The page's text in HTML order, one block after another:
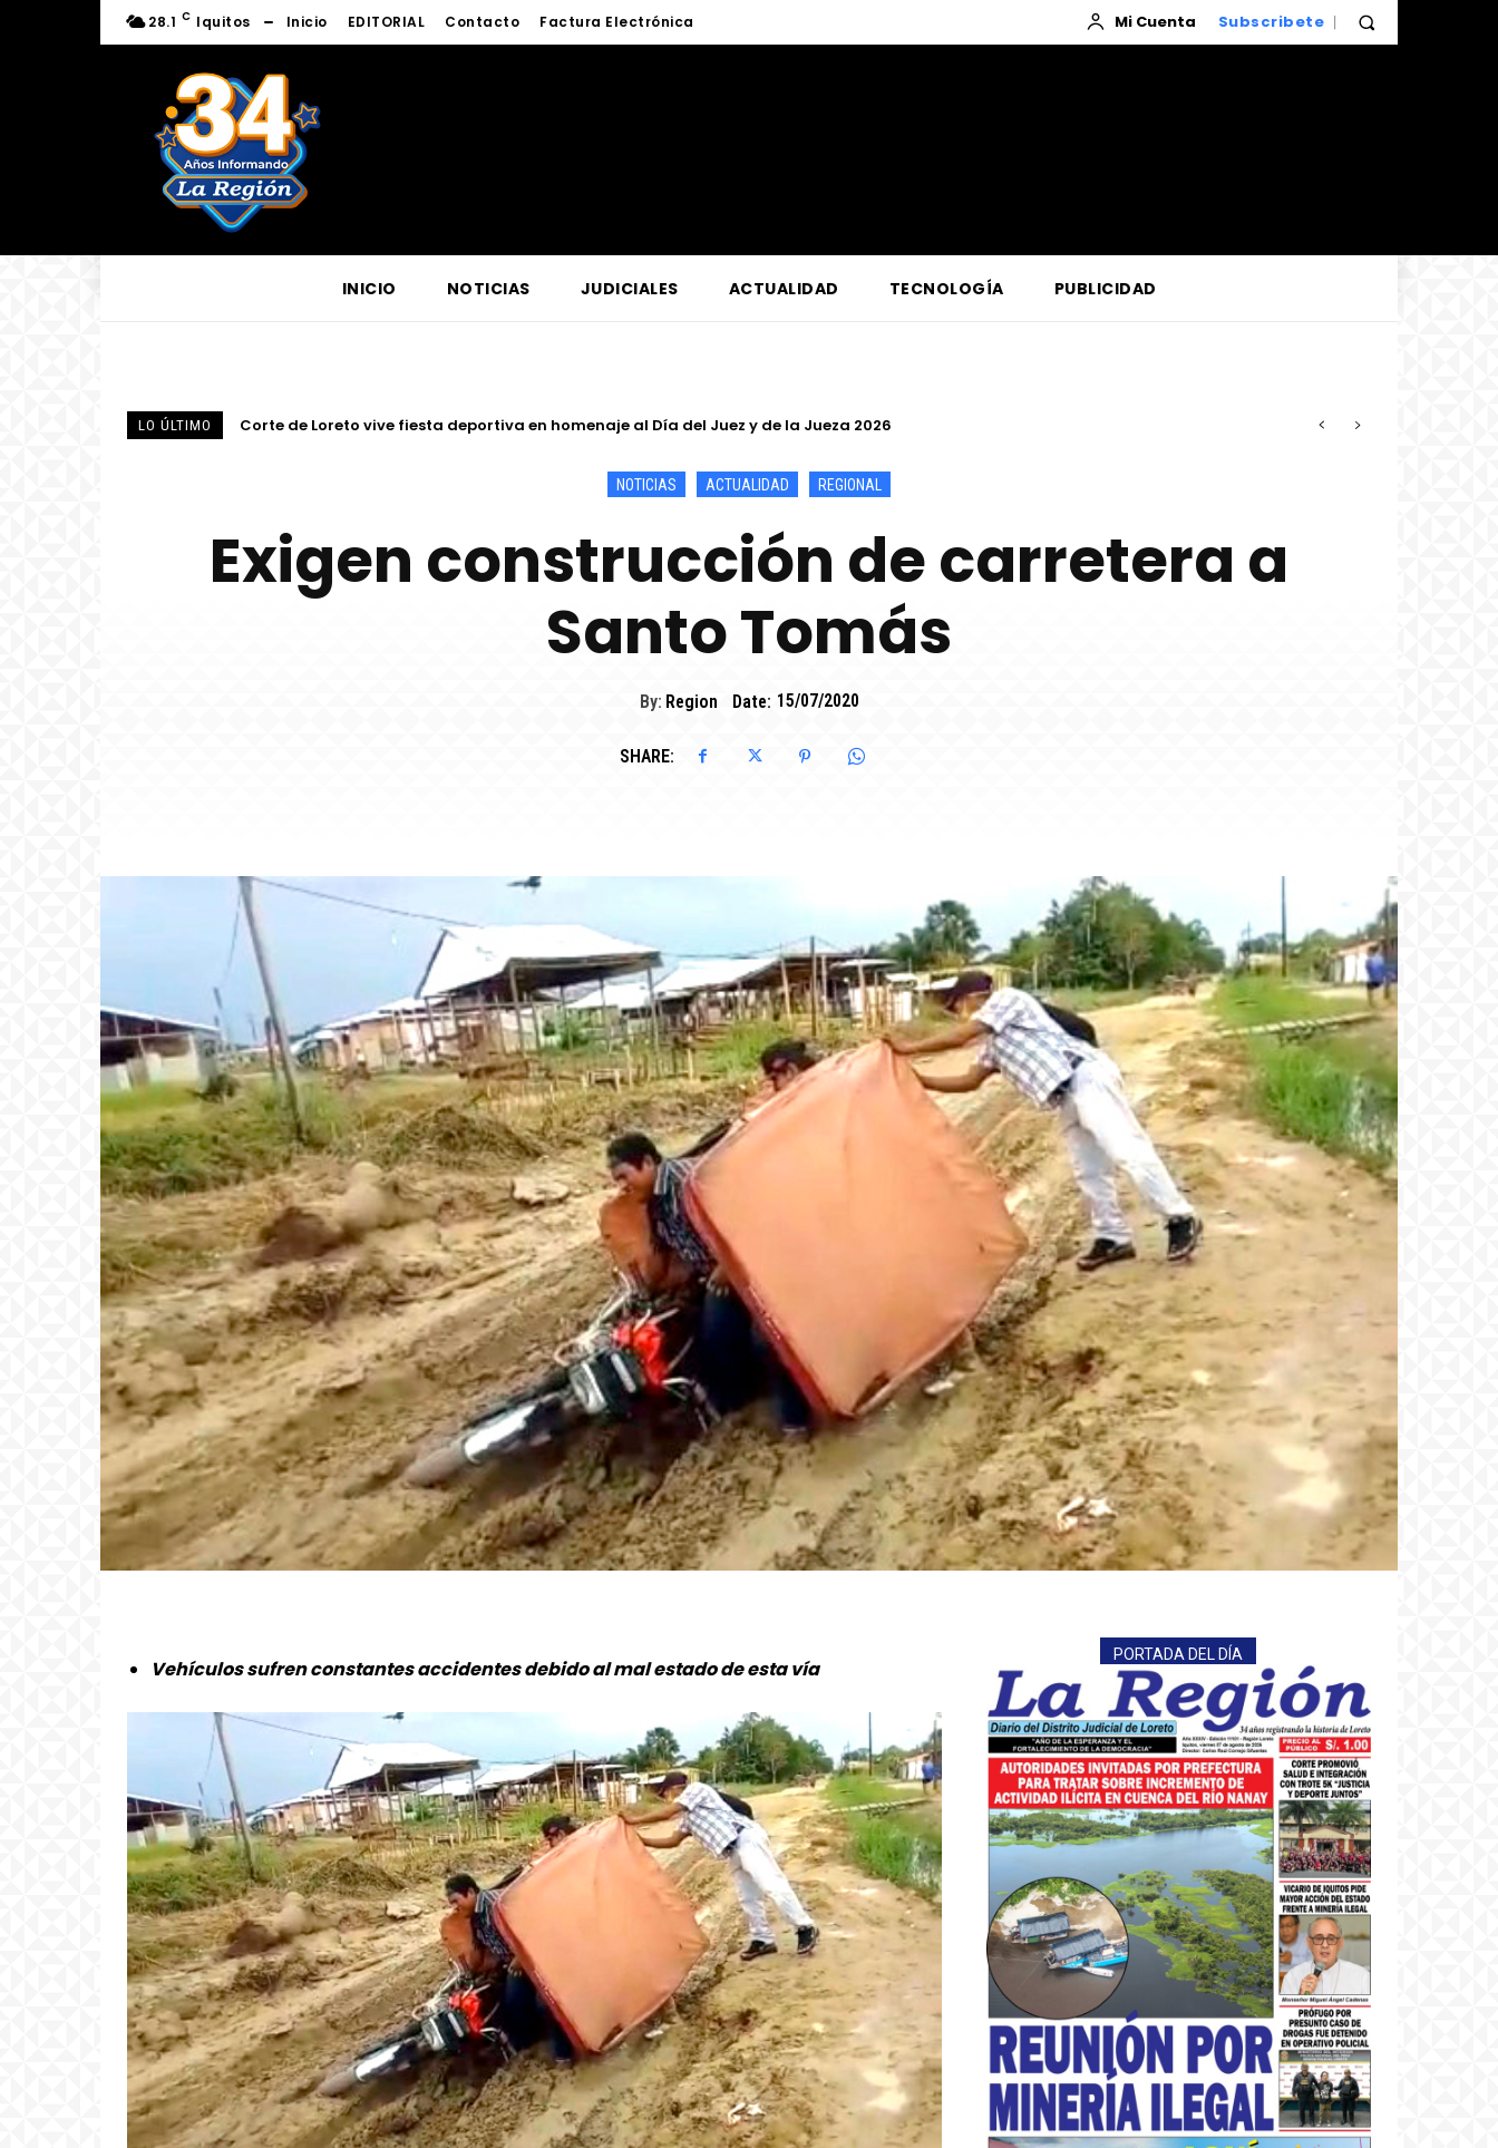
28.1 C Iquitos Inicio EDITORIAL Contacto Factura Electrónica Mi Cuenta Subscribete
INICIO NOTICIAS JUDICIALES ACTUALIDAD TECNOLOGÍA PUBLICIDAD
LO ÚLTIMO Fortalecen conocimientos sobre la lucha contra la criminalidad en conferencia magistral organizada por la Corte de Loreto
NOTICIAS ACTUALIDAD REGIONAL
Exigen construcción de carretera a
Santo Tomás
By: Region Date: 15/07/2020
SHARE:
Vehículos sufren constantes accidentes debido al mal estado de esta vía
PORTADA DEL DÍA